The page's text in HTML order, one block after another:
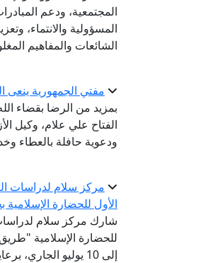
المجتمعية، ودعم
المسؤولية والانتماء،
الشائعات والمفاهيم
مفتي الجمهورية ينعى
بمزيد من الرضا بقضاء
الفتاح علي علام، وكيل
ودعوية حافلة بالعطاء
مركز سلام لدراسات
الأول للحضارة
شارك مركز سلام لدراسات
إلى 10 يوليو